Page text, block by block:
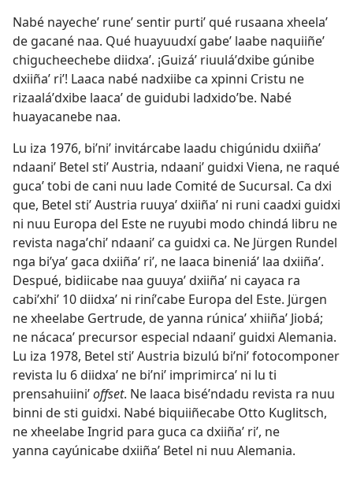
Nabé nayecheʼ runeʼ sentir purtiʼ qué rusaana xheelaʼ
de gacané naa. Qué huayuudxí gabeʼ laabe naquiiñeʼ
chigucheechebe diidxaʼ. ¡Guizáʼ riuuláʼdxibe gúnibe
dxiiñaʼ riʼ! Laaca nabé nadxiibe ca xpinni Cristu ne
rizaaláʼdxibe laacaʼ de guidubi ladxidoʼbe. Nabé
huayacanebe naa.
Lu iza 1976, biʼniʼ invitárcabe laadu chigúnidu dxiiñaʼ
ndaaniʼ Betel stiʼ Austria, ndaaniʼ guidxi Viena, ne raqué
gucaʼ tobi de cani nuu lade Comité de Sucursal. Ca dxi
que, Betel stiʼ Austria ruuyaʼ dxiiñaʼ ni runi caadxi guidxi
ni nuu Europa del Este ne ruyubi modo chindá libru ne
revista nagaʼchiʼ ndaaniʼ ca guidxi ca. Ne Jürgen Rundel
nga biʼyaʼ gaca dxiiñaʼ riʼ, ne laaca bineniáʼ laa dxiiñaʼ.
Despué, bidiicabe naa guuyaʼ dxiiñaʼ ni cayaca ra
cabiʼxhiʼ 10 diidxaʼ ni riníʼcabe Europa del Este. Jürgen
ne xheelabe Gertrude, de yanna rúnicaʼ xhiiñaʼ Jiobá;
ne nácacaʼ precursor especial ndaaniʼ guidxi Alemania.
Lu iza 1978, Betel stiʼ Austria bizulú biʼniʼ fotocomponer
revista lu 6 diidxaʼ ne biʼniʼ imprimircaʼ ni lu ti
prensahuiiniʼoffset. Ne laaca biséʼndadu revista ra nuu
binni de sti guidxi. Nabé biquiiñecabe Otto Kuglitsch,
ne xheelabe Ingrid para guca ca dxiiñaʼ riʼ, ne
yanna cayúnicabe dxiiñaʼ Betel ni nuu Alemania.